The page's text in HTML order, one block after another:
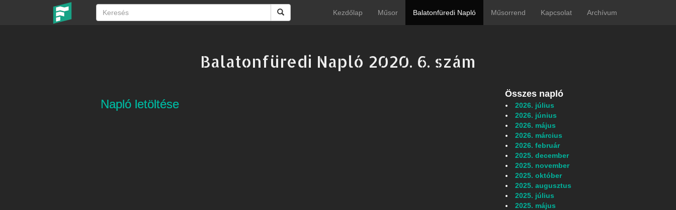
Kezdőlap Műsor Balatonfüredi Napló Műsorrend Kapcsolat Archívum
Balatonfüredi Napló 2020. 6. szám
Napló letöltése
Napló letöltése
Összes napló
2026. július
2026. június
2026. május
2026. március
2026. február
2025. december
2025. november
2025. október
2025. augusztus
2025. július
2025. május